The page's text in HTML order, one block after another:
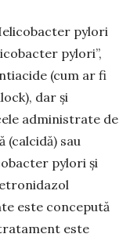
pylori
pylori”,
(cum ar fi
dar și
administrate de
(calcidă) sau
pylori și
este concepută
este